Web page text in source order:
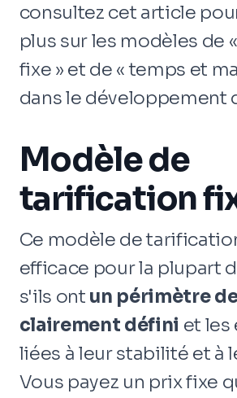
consultez cet article
plus sur les modèles de
fixe » et de « temps et
dans le développement
Modèle de
tarification
Ce modèle de
efficace pour la plupart
s'ils ont un périmètre
clairement défini et les
liées à leur stabilité et à
Vous payez un prix fixe